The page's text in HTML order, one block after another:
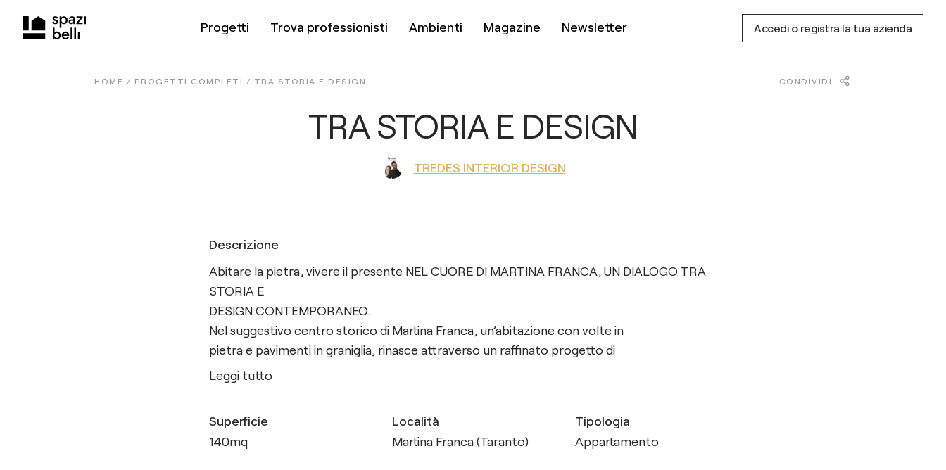
Progetti Trova professionisti Ambienti Magazine Newsletter Accedi o registra la tua azienda
HOME / PROGETTI COMPLETI / TRA STORIA E DESIGN CONDIVIDI
TRA STORIA E DESIGN
TREDES INTERIOR DESIGN
Descrizione
Abitare la pietra, vivere il presente NEL CUORE DI MARTINA FRANCA, UN DIALOGO TRA
STORIA E
DESIGN CONTEMPORANEO.
Nel suggestivo centro storico di Martina Franca, un’abitazione con volte in
pietra e pavimenti in graniglia, rinasce attraverso un raffinato progetto di
Leggi tutto
Superficie
140mq
Località
Martina Franca (Taranto)
Tipologia
Appartamento